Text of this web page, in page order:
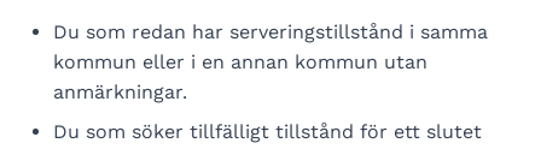
Du som redan har serveringstillstånd i samma
kommun eller i en annan kommun utan
anmärkningar.
Du som söker tillfälligt tillstånd för ett slutet